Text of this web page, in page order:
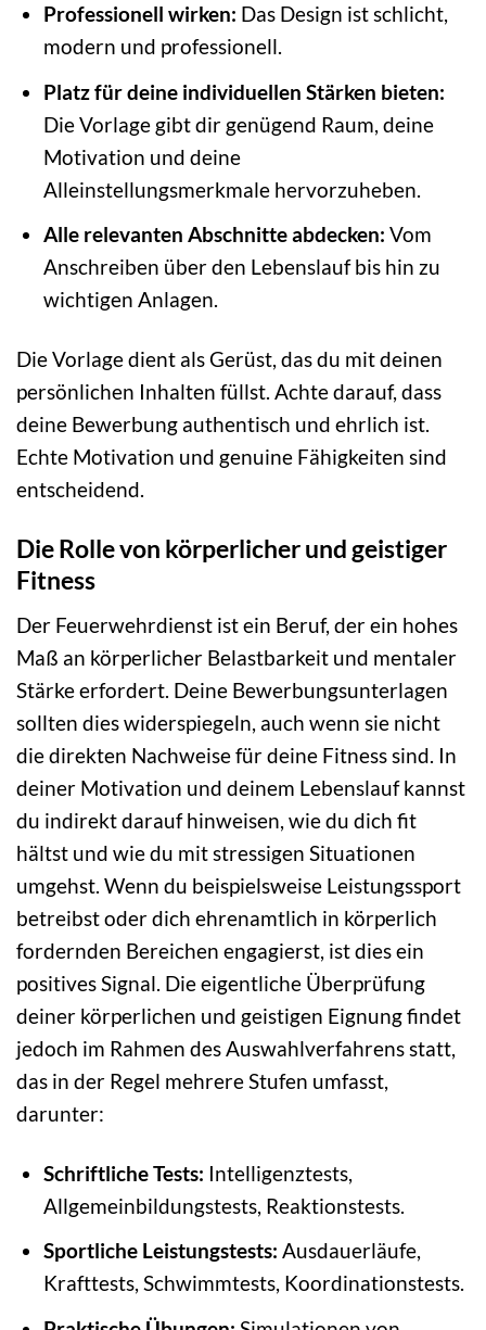
Professionell wirken: Das Design ist schlicht,
modern und professionell.
Platz für deine individuellen Stärken bieten:
Die Vorlage gibt dir genügend Raum, deine
Motivation und deine
Alleinstellungsmerkmale hervorzuheben.
Alle relevanten Abschnitte abdecken: Vom
Anschreiben über den Lebenslauf bis hin zu
wichtigen Anlagen.
Die Vorlage dient als Gerüst, das du mit deinen
persönlichen Inhalten füllst. Achte darauf, dass
deine Bewerbung authentisch und ehrlich ist.
Echte Motivation und genuine Fähigkeiten sind
entscheidend.
Die Rolle von körperlicher und geistiger
Fitness
Der Feuerwehrdienst ist ein Beruf, der ein hohes
Maß an körperlicher Belastbarkeit und mentaler
Stärke erfordert. Deine Bewerbungsunterlagen
sollten dies widerspiegeln, auch wenn sie nicht
die direkten Nachweise für deine Fitness sind. In
deiner Motivation und deinem Lebenslauf kannst
du indirekt darauf hinweisen, wie du dich fit
hältst und wie du mit stressigen Situationen
umgehst. Wenn du beispielsweise Leistungssport
betreibst oder dich ehrenamtlich in körperlich
fordernden Bereichen engagierst, ist dies ein
positives Signal. Die eigentliche Überprüfung
deiner körperlichen und geistigen Eignung findet
jedoch im Rahmen des Auswahlverfahrens statt,
das in der Regel mehrere Stufen umfasst,
darunter:
Schriftliche Tests: Intelligenztests,
Allgemeinbildungstests, Reaktionstests.
Sportliche Leistungstests: Ausdauerläufe,
Krafttests, Schwimmtests, Koordinationstests.